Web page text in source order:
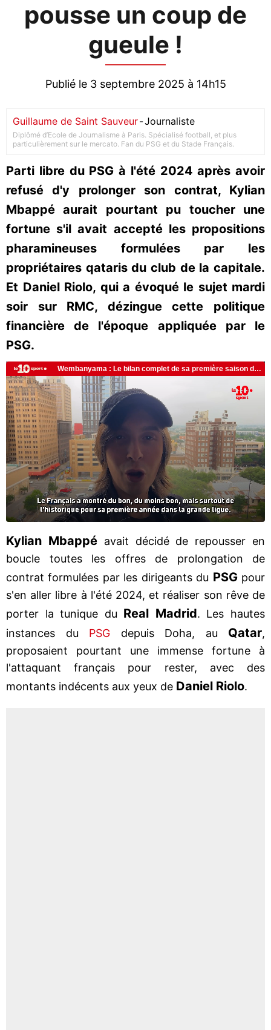
pousse un coup de
gueule !
Publié le 3 septembre 2025 à 14h15
Guillaume de Saint Sauveur-Journaliste
Diplômé d’Ecole de Journalisme à Paris. Spécialisé football, et plus
particulièrement sur le mercato. Fan du PSG et du Stade Français.
Parti libre du PSG à l'été 2024 après avoir
refusé d'y prolonger son contrat, Kylian
Mbappé aurait pourtant pu toucher une
fortune s'il avait accepté les propositions
pharamineuses formulées par les
propriétaires qataris du club de la capitale.
Et Daniel Riolo, qui a évoqué le sujet mardi
soir sur RMC, dézingue cette politique
financière de l'époque appliquée par le
PSG.
Kylian Mbappéavait décidé de repousser en
boucle toutes les offres de prolongation de
contrat formulées par les dirigeants du PSGpour
s'en aller libre à l'été 2024, et réaliser son rêve de
porter la tunique du Real Madrid. Les hautes
instances du PSG depuis Doha, au Qatar,
proposaient pourtant une immense fortune à
l'attaquant français pour rester, avec des
montants indécents aux yeux de Daniel Riolo.